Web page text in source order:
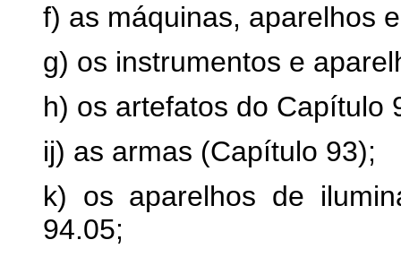
f) as máquinas, aparelhos
g) os instrumentos e
h) os artefatos do Capítulo
ij) as armas (Capítulo 93);
k) os aparelhos de
94.05;